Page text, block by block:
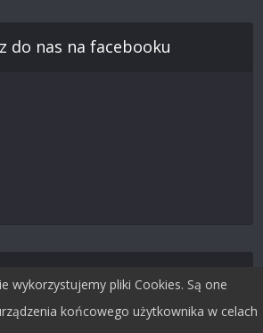
do nas na facebooku
nas na Twitterze
wykorzystujemy pliki Cookies. Są one
końcowego użytkownika w celach